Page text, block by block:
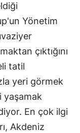
Yönetim
çıktığını
tatil
yeri görmek
yaşamak
En çok ilgi
Akdeniz